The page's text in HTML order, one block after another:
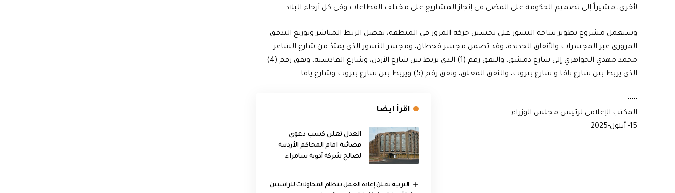
لأخرى، مشيراً إلى تصميم الحكومة على المضي في إنجاز المشاريع على مختلف القطاعات وفي كل أرجاء البلاد.
وسيعمل مشروع تطوير ساحة النسور على تحسين حركة المرور في المنطقة، بفضل الربط المباشر وتوزيع التدفق
المروري عبر المجسرات والأنفاق الجديدة، وقد تضمن مجسر قحطان، ومجسر النسور الذي يمتدّ من شارع الشاعر
محمد مهدي الجواهري إلى شارع دمشق، والنفق رقم (1) الذي يربط بين شارع الأردن، وشارع القادسية، ونفق رقم (4)
الذي يربط بين شارع يافا و شارع بيروت، والنفق المعلق، ونفق رقم (5) ويربط بين شارع بيروت وشارع يافا.
اقرأ ايضا
العدل تعلن كسب دعوى
قضائية امام المحاكم الأردنية
لصالح شركة أدوية سامراء
التربية تعلن إعادة العمل بنظام المحاولات للراسبين
•••••
المكتب الإعلامي لرئيس مجلس الوزراء
15- أيلول-2025